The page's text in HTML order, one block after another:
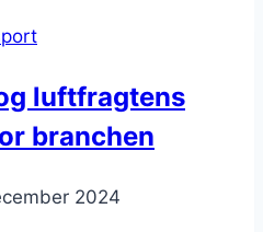
luftfragtens
branchen
2024